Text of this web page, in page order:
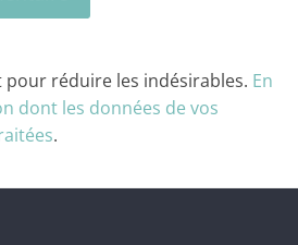
pour réduire les indésirables. En
dont les données de vos
.